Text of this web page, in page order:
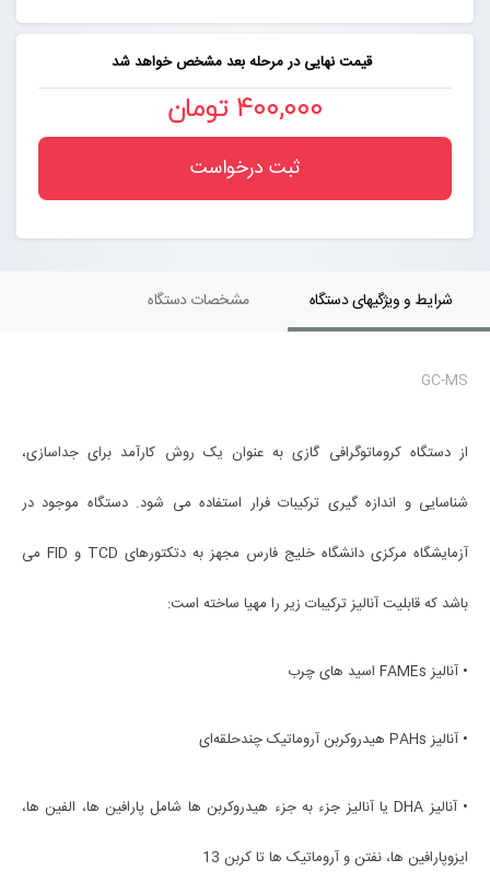
قیمت نهایی در مرحله بعد مشخص خواهد شد
400,000 تومان
ثبت درخواست
شرایط و ویژگیهای دستگاه مشخصات دستگاه
GC-MS
از دستگاه کروماتوگرافی گازی به عنوان یک روش کارآمد برای جداسازی،
شناسایی و اندازه گیری ترکیبات فرار استفاده می شود. دستگاه موجود در
آزمایشگاه مرکزی دانشگاه خلیج فارس مجهز به دتکتورهای TCD و FID می
باشد که قابلیت آنالیز ترکیبات زیر را مهیا ساخته است:
• آنالیز FAMEs اسید های چرب
• آنالیز PAHs هیدروکربن آروماتیک چندحلقه‌ای
• آنالیز DHA یا آنالیز جزء به جزء هیدروکربن ها شامل پارافین ها، الفین ها،
ایزوپارافین ها، نفتن و آروماتیک ها تا کربن 13